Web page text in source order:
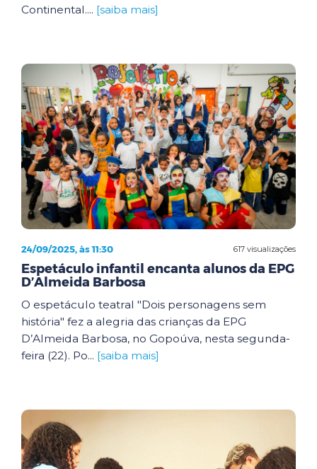
Continental.... [saiba mais]
617 visualizações
24/09/2025, às 11:30
Espetáculo infantil encanta alunos da EPG
D’Almeida Barbosa
O espetáculo teatral "Dois personagens sem
história" fez a alegria das crianças da EPG
D’Almeida Barbosa, no Gopoúva, nesta segunda-
feira (22). Po... [saiba mais]